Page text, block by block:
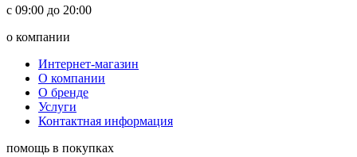
с 09:00 до 20:00
о компании
Интернет-магазин
О компании
О бренде
Услуги
Контактная информация
помощь в покупках